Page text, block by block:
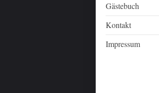
Gästebuch
Kontakt
Impressum